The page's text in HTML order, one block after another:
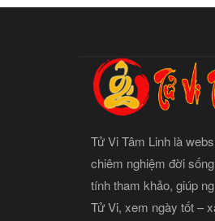
Tử Vi Tâm Linh là
chiêm nghiệm đời
tính tham khảo, giúp
Tử Vi, xem ngày tốt –